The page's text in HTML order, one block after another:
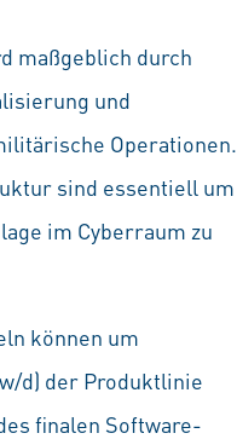
maßgeblich durch
und
Operationen.
sind essentiell um
im Cyberraum zu
können um
d) der Produktlinie
finalen Software-